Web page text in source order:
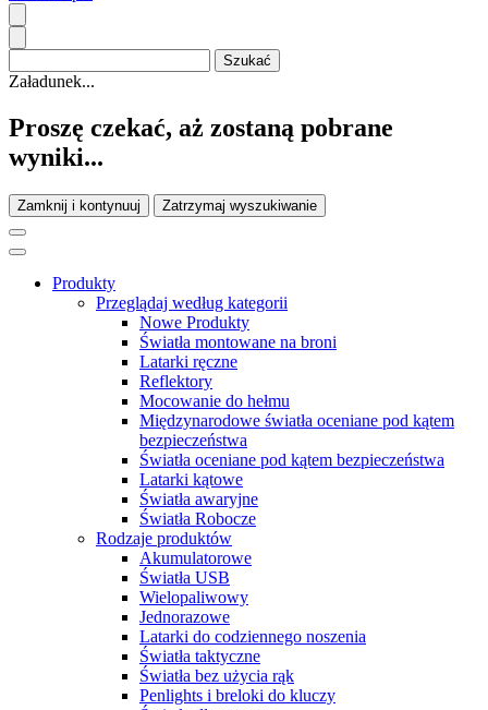
Załadunek...
Proszę czekać, aż zostaną pobrane
wyniki...
Zamknij i kontynuuj Zatrzymaj wyszukiwanie
Produkty
Przeglądaj według kategorii
Nowe Produkty
Światła montowane na broni
Latarki ręczne
Reflektory
Mocowanie do hełmu
Międzynarodowe światła oceniane pod kątem
bezpieczeństwa
Światła oceniane pod kątem bezpieczeństwa
Latarki kątowe
Światła awaryjne
Światła Robocze
Rodzaje produktów
Akumulatorowe
Światła USB
Wielopaliwowy
Jednorazowe
Latarki do codziennego noszenia
Światła taktyczne
Światła bez użycia rąk
Penlights i breloki do kluczy